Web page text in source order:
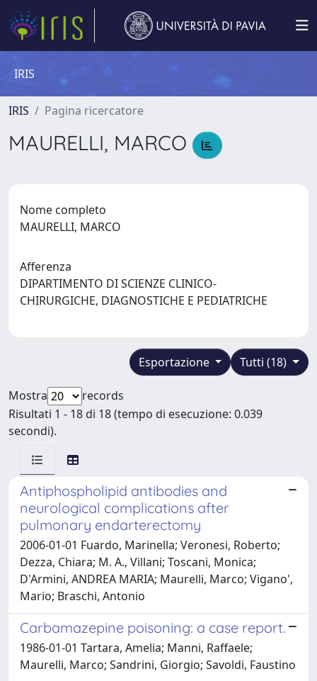
IRIS
IRIS Pagina ricercatore
MAURELLI, MARCO
Nome completo
MAURELLI, MARCO
Afferenza
DIPARTIMENTO DI SCIENZE CLINICO-
CHIRURGICHE, DIAGNOSTICHE E PEDIATRICHE
Tutti (18)
Esportazione
Mostra
records
Risultati 1 - 18 di 18 (tempo di esecuzione: 0.039
secondi).
Antiphospholipid antibodies and
neurological complications after
pulmonary endarterectomy
2006-01-01 Fuardo, Marinella; Veronesi, Roberto;
Dezza, Chiara; M. A., Villani; Toscani, Monica;
D'Armini, ANDREA MARIA; Maurelli, Marco; Vigano',
Mario; Braschi, Antonio
Carbamazepine poisoning: a case report.
1986-01-01 Tartara, Amelia; Manni, Raffaele;
Maurelli, Marco; Sandrini, Giorgio; Savoldi, Faustino